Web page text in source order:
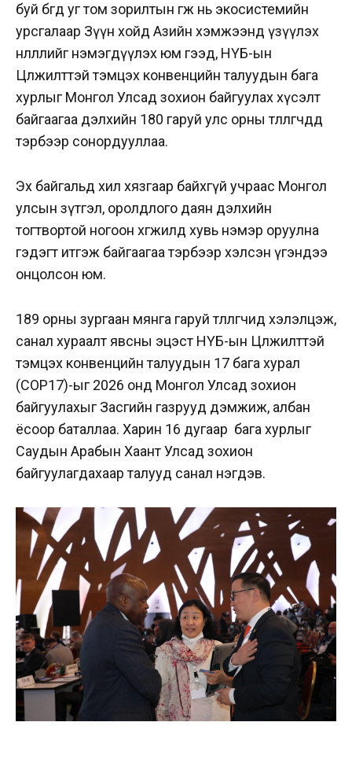
буй бөгөөд уг том зорилтын өгөөж нь экосистемийн
урсгалаар Зүүн хойд Азийн хэмжээнд үзүүлэх
нөлөөллийг нэмэгдүүлэх юм гээд, НҮБ-ын
Цөлжилттэй тэмцэх конвенцийн талуудын бага
хурлыг Монгол Улсад зохион байгуулах хүсэлт
байгаагаа дэлхийн 180 гаруй улс орны төлөөлөгчдөд
тэрбээр сонордууллаа.
Эх байгальд хил хязгаар байхгүй учраас Монгол
улсын зүтгэл, оролдлого даян дэлхийн
тогтвортой ногоон хөгжилд хувь нэмэр оруулна
гэдэгт итгэж байгаагаа тэрбээр хэлсэн үгэндээ
онцолсон юм.
189 орны зургаан мянга гаруй төлөөлөгчид хэлэлцэж,
санал хураалт явсны эцэст НҮБ-ын Цөлжилттэй
тэмцэх конвенцийн талуудын 17 бага хурал
(COP17)-ыг 2026 онд Монгол Улсад зохион
байгуулахыг Засгийн газрууд дэмжиж, албан
ёсоор баталлаа. Харин 16 дугаар бага хурлыг
Саудын Арабын Хаант Улсад зохион
байгуулагдахаар талууд санал нэгдэв.